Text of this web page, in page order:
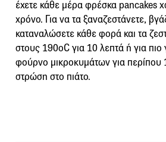
έχετε κάθε μέρα φρέσκα pancakes
χρόνο. Για να τα ξαναζεστάνετε,
καταναλώσετε κάθε φορά και τα
στους 190οC για 10 λεπτά ή για
φούρνο μικροκυμάτων για περίπου
στρώση στο πιάτο.